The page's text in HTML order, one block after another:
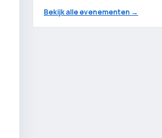
Bekijk alle evenementen →